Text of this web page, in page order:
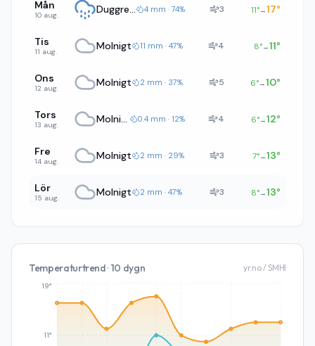
Mån
10 aug. Duggregn 4 mm · 74% 3 11°→17°
Tis
11 aug. Molnigt 11 mm · 47% 4 8°→11°
Ons
12 aug. Molnigt 2 mm · 37% 5 6°→10°
Tors
13 aug. Molnigt 0.4 mm · 12% 4 6°→12°
Fre
14 aug. Molnigt 2 mm · 29% 3 7°→13°
Lör
15 aug. Molnigt 2 mm · 47% 3 8°→13°
Temperaturtrend · 10 dygn yr.no / SMHI
11°
19°